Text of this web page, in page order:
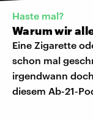
Haste mal?
Warum wir
Eine Zigarette
schon mal
irgendwann
diesem Ab-21-